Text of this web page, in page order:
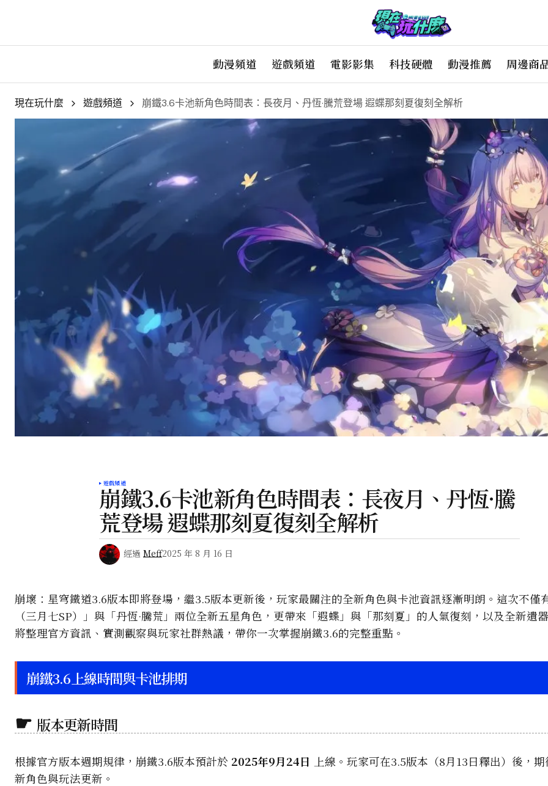
動漫頻道 遊戲頻道 電影影集 科技硬體 動漫推薦 周邊商
現在玩什麼 遊戲頻道 崩鐵3.6卡池新角色時間表：長夜月、丹恆·騰荒登場 遐蝶那刻夏復刻全解析
遊戲頻道
崩鐵3.6卡池新角色時間表：長夜月、丹恆·騰
荒登場 遐蝶那刻夏復刻全解析
經過 Meff2025 年 8 月 16 日
崩壞：星穹鐵道3.6版本即將登場，繼3.5版本更新後，玩家最關注的全新角色與卡池資訊逐漸明朗。這次不僅
（三月七SP）」與「丹恆·騰荒」兩位全新五星角色，更帶來「遐蝶」與「那刻夏」的人氣復刻，以及全新遺
將整理官方資訊、實測觀察與玩家社群熱議，帶你一次掌握崩鐵3.6的完整重點。
崩鐵3.6上線時間與卡池排期
版本更新時間
根據官方版本週期規律，崩鐵3.6版本預計於 2025年9月24日 上線。玩家可在3.5版本（8月13日釋出）後，
新角色與玩法更新。